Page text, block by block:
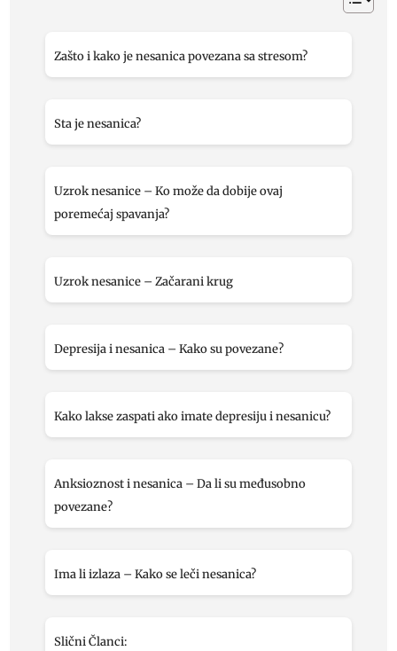
Zašto i kako je nesanica povezana sa stresom?
Sta je nesanica?
Uzrok nesanice – Ko može da dobije ovaj
poremećaj spavanja?
Uzrok nesanice – Začarani krug
Depresija i nesanica – Kako su povezane?
Kako lakse zaspati ako imate depresiju i nesanicu?
Anksioznost i nesanica – Da li su međusobno
povezane?
Ima li izlaza – Kako se leči nesanica?
Slični Članci: